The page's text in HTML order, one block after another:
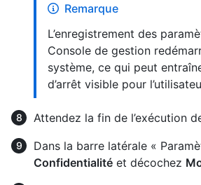
Remarque
L’enregistrement des
Console de gestion
système, ce qui peut
d’arrêt visible pour
Attendez la fin de l’exécution
Dans la barre latérale «
Confidentialité et décochez